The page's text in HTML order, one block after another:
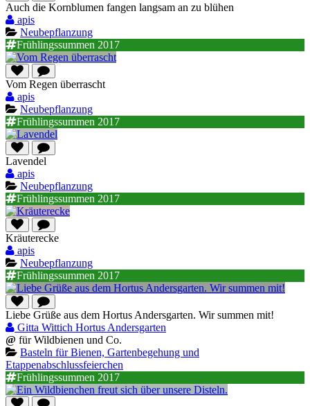
Auch die Kornblumen fangen langsam an zu blühen
apis
Neubepflanzung
Frühlingssummen 2017
Vom Regen überrascht
apis
Neubepflanzung
Frühlingssummen 2017
Lavendel
apis
Neubepflanzung
Frühlingssummen 2017
Kräuterecke
apis
Neubepflanzung
Frühlingssummen 2017
Liebe Grüße aus dem Hortus Andersgarten. Wir summen mit!
Gitta Wittich Hortus Andersgarten
@ für Wildbienen und Co.
Basteln für Bienen, Gartenbegehung und
Etappenabschlussfeierchen
Frühlingssummen 2017